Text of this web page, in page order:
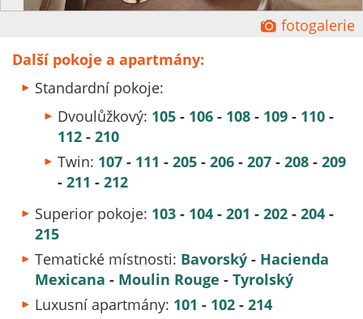
Ĕ fotogalerie
Další pokoje a apartmány:
Standardní pokoje:
Dvoulůžkový: 105 - 106 - 108 - 109 - 110 -
112 - 210
Twin: 107 - 111 - 205 - 206 - 207 - 208 - 209
- 211 - 212
Superior pokoje: 103 - 104 - 201 - 202 - 204 -
215
Tematické místnosti: Bavorský - Hacienda
Mexicana - Moulin Rouge - Tyrolský
Luxusní apartmány: 101 - 102 - 214